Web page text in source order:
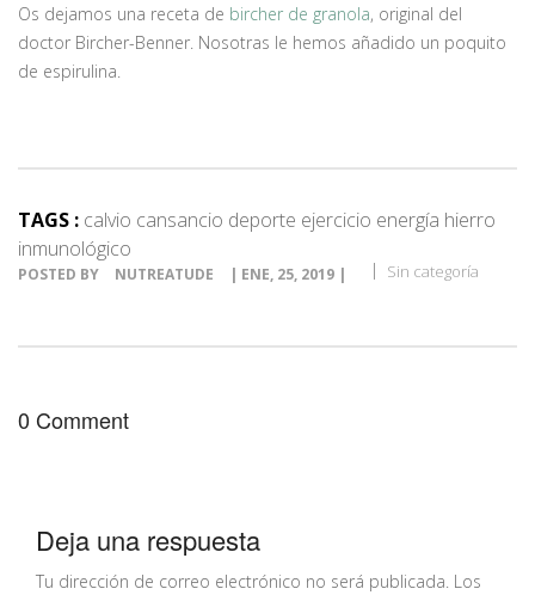
Os dejamos una receta de bircher de granola, original del
doctor Bircher-Benner. Nosotras le hemos añadido un poquito
de espirulina.
TAGS : calvio cansancio deporte ejercicio energía hierro
inmunológico
POSTED BY NUTREATUDE | ENE, 25, 2019 | Sin categoría
0 Comment
Deja una respuesta
Tu dirección de correo electrónico no será publicada. Los